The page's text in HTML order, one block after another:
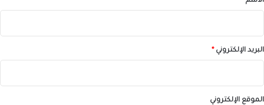
البريد الإلكتروني*
الموقع الإلكتروني